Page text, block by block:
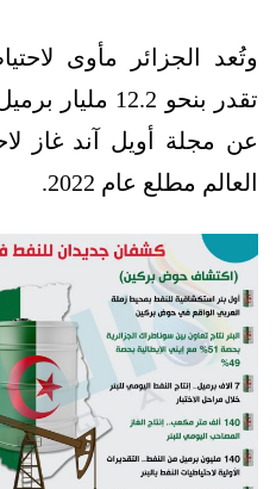
وتُعد الجزائر مأوى
تقدر بنحو
عن مجلة أويل آند غاز
العالم مطلع عام 2022.